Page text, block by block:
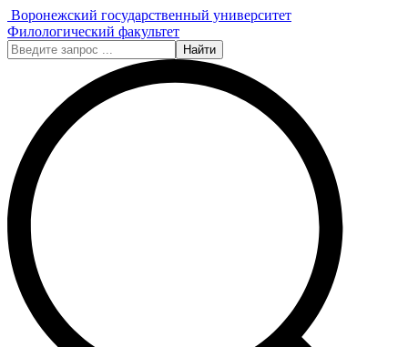
Воронежский государственный университет
Филологический факультет
Найти